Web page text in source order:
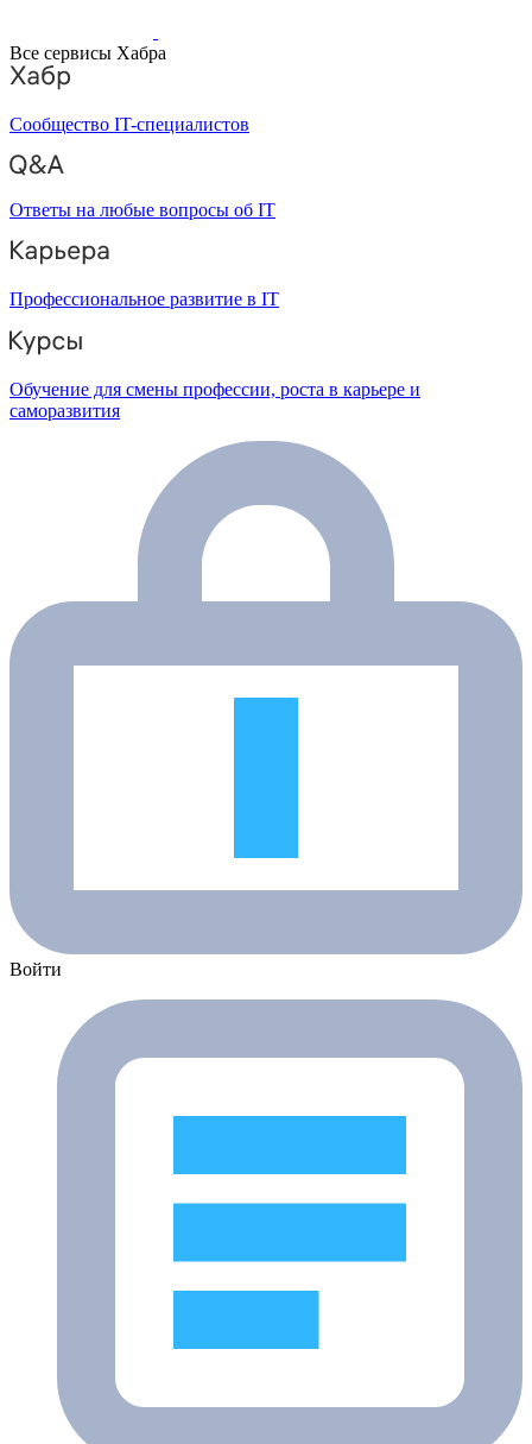
Все сервисы Хабра
Сообщество IT-специалистов
Ответы на любые вопросы об IT
Профессиональное развитие в IT
Обучение для смены профессии, роста в карьере и
саморазвития
Войти